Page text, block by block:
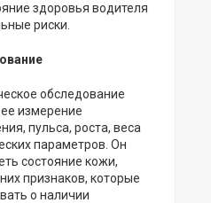
здоровья водителя
риски.
обследование
измерение
пульса, роста, веса
параметров. Он
состояние кожи,
признаков, которые
о наличии